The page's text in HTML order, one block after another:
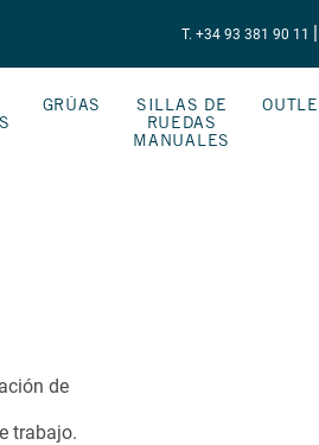
T. +34 93 381 90 11 |
GRÚAS
SILLAS DE
RUEDAS
MANUALES
de
trabajo.